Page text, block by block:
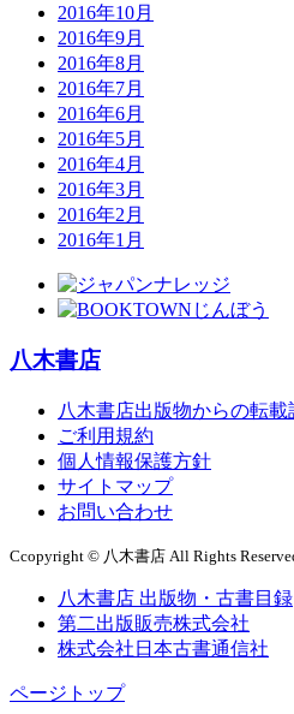
2016年10月
2016年9月
2016年8月
2016年7月
2016年6月
2016年5月
2016年4月
2016年3月
2016年2月
2016年1月
八木書店
八木書店出版物からの転
ご利用規約
個人情報保護方針
サイトマップ
お問い合わせ
Ccopyright © 八木書店 All Rights
八木書店 出版物・古書目録
第二出版販売株式会社
株式会社日本古書通信社
ページトップ